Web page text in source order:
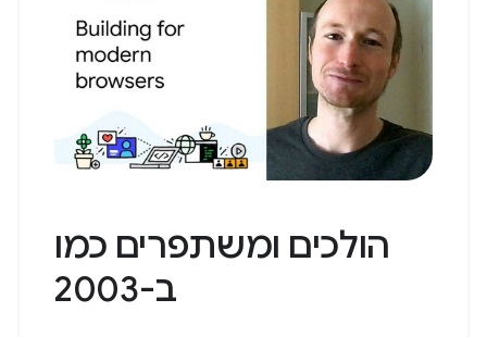
הולכים ומשתפרים כמו
ב-2003